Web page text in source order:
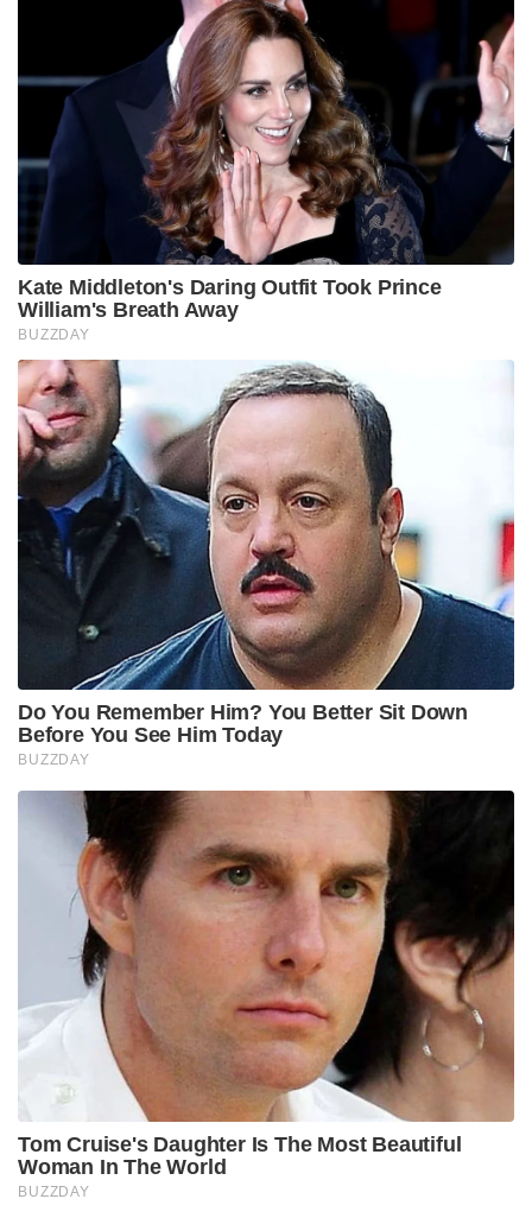
എഴുതപ്പെട്ടു കഴിഞ്ഞു. പരീക്ഷാഹാളിൽ മഷി
തീരാറായ റീഫില്ലിലേക്ക് നോക്കി പ്രാർത്ഥിച്ച,
പേനയുടെ അടപ്പ് കടിച്ചുപൊട്ടിച്ച് നടന്ന ആ പഴയ
വിദ്യാലയ കാലത്തിന്റെ ഓർമ്മപ്പെടുത്തലായി ലെക്സി
ഇന്നും കോടിക്കണക്കിന് മനുഷ്യരുടെ ഹൃദയത്തിൽ
ജീവിക്കുന്നു!
Tags: Alexi Navalni business